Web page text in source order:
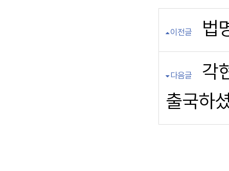
이전글 법
다음글
각
출국하